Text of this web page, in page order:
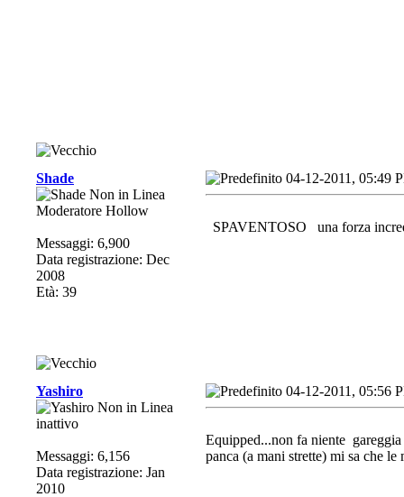
Shade
Moderatore Hollow
Messaggi: 6,900
Data registrazione: Dec
2008
Età: 39
04-12-2011, 05:49
SPAVENTOSO una forza
Yashiro
inattivo
Messaggi: 6,156
Data registrazione: Jan
2010
04-12-2011, 05:56
Equipped...non fa niente
panca (a mani strette) mi sa che